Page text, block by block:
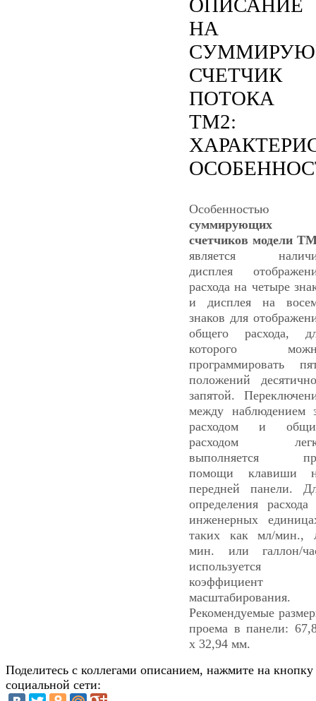
ОПИСАНИЕ
НА
СЧЕТЧИК
ПОТОКА
TM2:
Особенностью
суммирующих
счетчиков модели
является
дисплея
расхода на четыре
и дисплея на
знаков для
общего расхода,
которого
программировать
положений
запятой.
между наблюдением
расходом и
расходом
выполняется
помощи клавиши
передней панели.
определения
инженерных
таких как мл/мин.,
мин. или галлон/
используется
коэффициент
масштабирования.
Рекомендуемые
проема в панели:
х 32,94 мм.
Поделитесь с коллегами описанием, нажмите на кнопку
социальной сети: